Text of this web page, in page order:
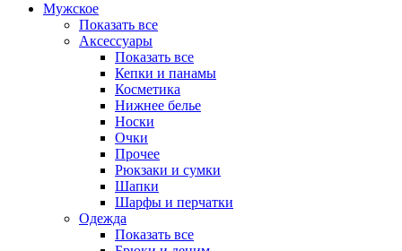
Мужское
Показать все
Аксессуары
Показать все
Кепки и панамы
Косметика
Нижнее белье
Носки
Очки
Прочее
Рюкзаки и сумки
Шапки
Шарфы и перчатки
Одежда
Показать все